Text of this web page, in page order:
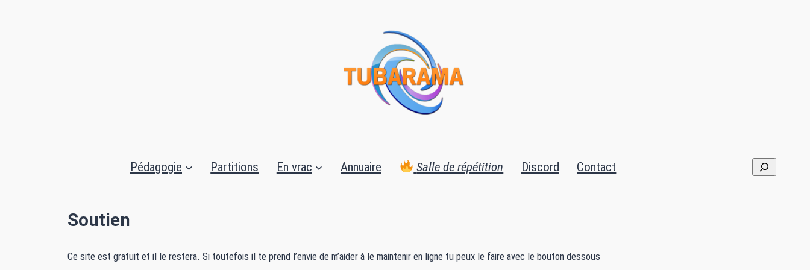
Pédagogie Partitions En vrac Annuaire Salle de répétition Discord Contact
Soutien
Ce site est gratuit et il le restera. Si toutefois il te prend l’envie de m’aider à le maintenir en ligne tu peux le faire avec le bouton dessous